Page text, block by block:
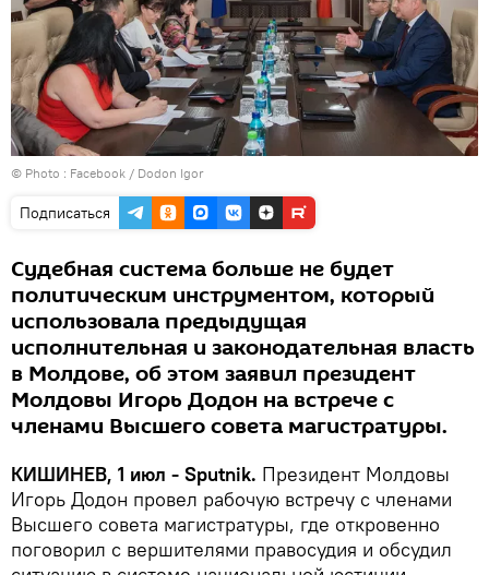
© Photo : Facebook / Dodon Igor
Подписаться
Судебная система больше не будет
политическим инструментом, который
использовала предыдущая
исполнительная и законодательная власть
в Молдове, об этом заявил президент
Молдовы Игорь Додон на встрече с
членами Высшего совета магистратуры.
КИШИНЕВ, 1 июл - Sputnik. Президент Молдовы
Игорь Додон провел рабочую встречу с членами
Высшего совета магистратуры, где откровенно
поговорил с вершителями правосудия и обсудил